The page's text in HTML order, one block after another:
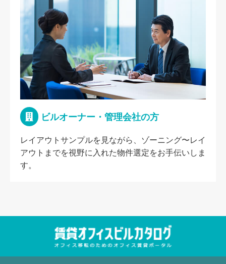
ビルオーナー・管理会社の方
レイアウトサンプルを見ながら、ゾーニング〜レイ
アウトまでを視野に入れた物件選定をお手伝いしま
す。